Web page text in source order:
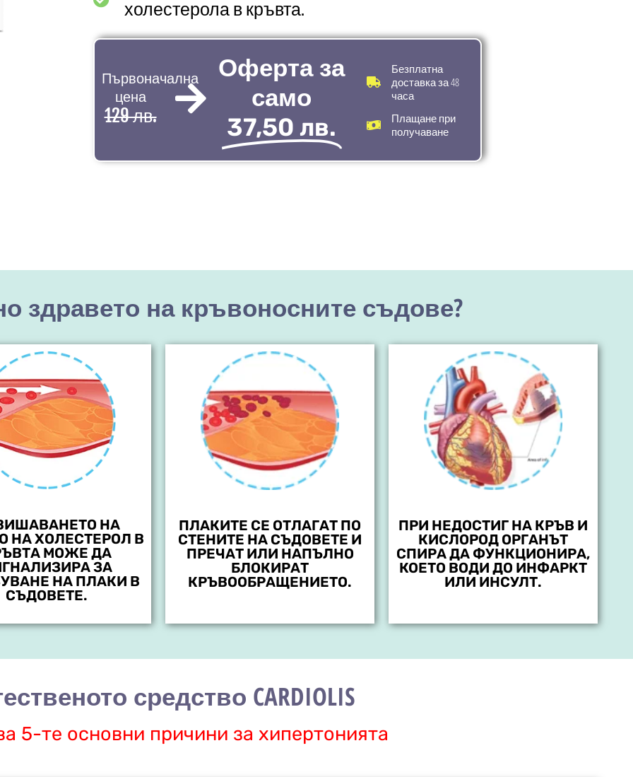
холестерола в кръвта.
Първоначална
цена
129 лв.
Оферта за
само
37,50 лв.
Безплатна
доставказа 48
часа
Плащане при
получаване
здравето на кръвоносните съдове?
НА
НА ХОЛЕСТЕРОЛ В
МОЖЕ ДА
ЗА
НА ПЛАКИ В
СЪДОВЕТЕ.
ПЛАКИТЕ СЕ ОТЛАГАТ ПО
СТЕНИТЕ НА СЪДОВЕТЕ И
ПРЕЧАТ ИЛИ НАПЪЛНО
БЛОКИРАТ
КРЪВООБРАЩЕНИЕТО.
ПРИ НЕДОСТИГ НА КРЪВ И
КИСЛОРОД ОРГАНЪТ
СПИРА ДА ФУНКЦИОНИРА,
КОЕТО ВОДИ ДО ИНФАРКТ
ИЛИ ИНСУЛТ.
средство CARDIOLIS
5-те основни причини за хипертонията